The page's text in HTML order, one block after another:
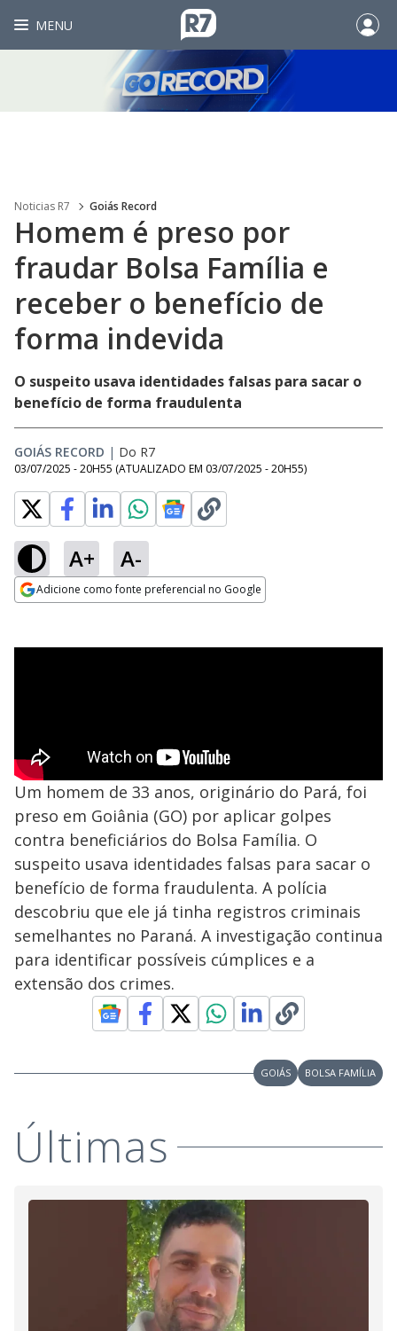
MENU
Noticias R7 Goiás Record
Homem é preso por
fraudar Bolsa Família e
receber o benefício de
forma indevida
O suspeito usava identidades falsas para sacar o
benefício de forma fraudulenta
GOIÁS RECORD | Do R7
03/07/2025 - 20H55 (ATUALIZADO EM 03/07/2025 - 20H55)
A+ A-
Adicione como fonte preferencial no Google
Um homem de 33 anos, originário do Pará, foi
preso em Goiânia (GO) por aplicar golpes
contra beneficiários do Bolsa Família. O
suspeito usava identidades falsas para sacar o
benefício de forma fraudulenta. A polícia
descobriu que ele já tinha registros criminais
semelhantes no Paraná. A investigação continua
para identificar possíveis cúmplices e a
extensão dos crimes.
GOIÁS BOLSA FAMÍLIA
Últimas